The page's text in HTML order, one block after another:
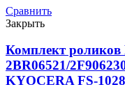
Сравнить
Закрыть
Комплект
2BR06521/
KYOCERA FS-